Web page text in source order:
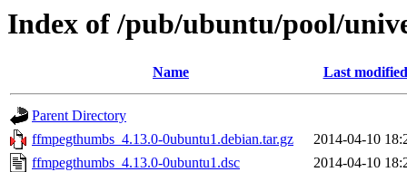
Index of /pub/ubuntu/pool/
Name Last modified
Parent Directory
ffmpegthumbs_4.13.0-0ubuntu1.debian.tar.gz
2014-04-10
ffmpegthumbs_4.13.0-0ubuntu1.dsc
2014-04-10